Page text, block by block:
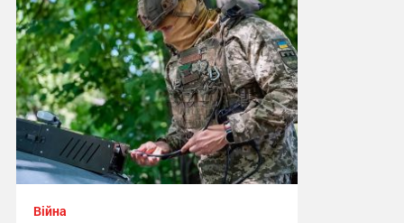
Війна